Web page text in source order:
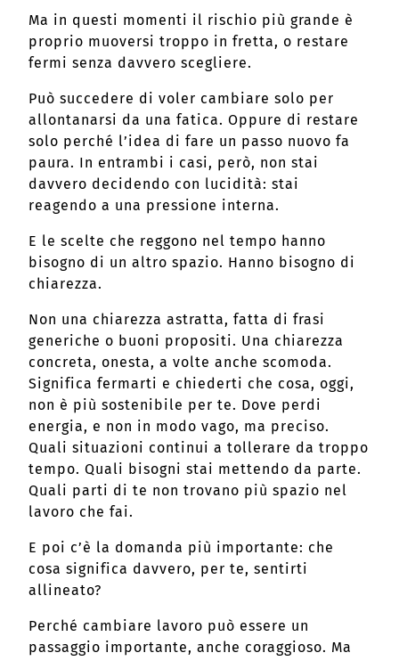
Ma in questi momenti il rischio più grande è
proprio muoversi troppo in fretta, o restare
fermi senza davvero scegliere.
Può succedere di voler cambiare solo per
allontanarsi da una fatica. Oppure di restare
solo perché l’idea di fare un passo nuovo fa
paura. In entrambi i casi, però, non stai
davvero decidendo con lucidità: stai
reagendo a una pressione interna.
E le scelte che reggono nel tempo hanno
bisogno di un altro spazio. Hanno bisogno di
chiarezza.
Non una chiarezza astratta, fatta di frasi
generiche o buoni propositi. Una chiarezza
concreta, onesta, a volte anche scomoda.
Significa fermarti e chiederti che cosa, oggi,
non è più sostenibile per te. Dove perdi
energia, e non in modo vago, ma preciso.
Quali situazioni continui a tollerare da troppo
tempo. Quali bisogni stai mettendo da parte.
Quali parti di te non trovano più spazio nel
lavoro che fai.
E poi c’è la domanda più importante: che
cosa significa davvero, per te, sentirti
allineato?
Perché cambiare lavoro può essere un
passaggio importante, anche coraggioso. Ma